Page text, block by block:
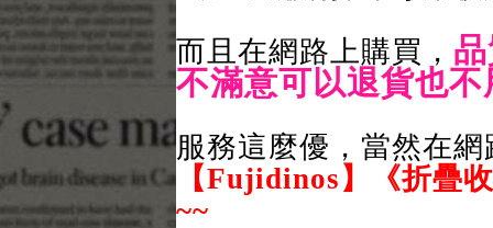
而且在網路上購買，
不滿意可以退貨也
服務這麼優，當然在
【Fujidinos】《折疊
~~